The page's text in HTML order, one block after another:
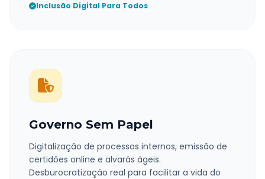
Inclusão Digital Para Todos
Governo Sem Papel
Digitalização de processos internos, emissão de
certidões online e alvarás ágeis.
Desburocratização real para facilitar a vida do